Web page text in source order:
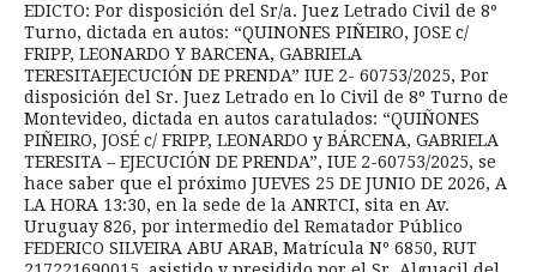
EDICTO: Por disposición del Sr/a. Juez Letrado Civil de 8º
Turno, dictada en autos: “QUINONES PIÑEIRO, JOSE c/
FRIPP, LEONARDO Y BARCENA, GABRIELA
TERESITAEJECUCIÓN DE PRENDA” IUE 2- 60753/2025, Por
disposición del Sr. Juez Letrado en lo Civil de 8º Turno de
Montevideo, dictada en autos caratulados: “QUIÑONES
PIÑEIRO, JOSÉ c/ FRIPP, LEONARDO y BÁRCENA, GABRIELA
TERESITA – EJECUCIÓN DE PRENDA”, IUE 2-60753/2025, se
hace saber que el próximo JUEVES 25 DE JUNIO DE 2026, A
LA HORA 13:30, en la sede de la ANRTCI, sita en Av.
Uruguay 826, por intermedio del Rematador Público
FEDERICO SILVEIRA ABU ARAB, Matrícula Nº 6850, RUT